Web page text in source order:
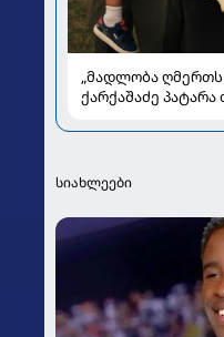
„მადლობა ღმერთს
ქარქაშაძე
სიახლეები